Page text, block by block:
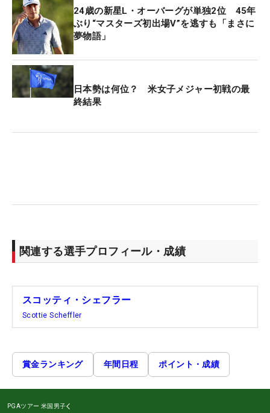
24歳の新星L・オーバーグが単独2位 45年
ぶり“マスターズ初出場V”を逃すも「まさに
夢物語」
日本勢は何位？ 米女子メジャー初戦の最
終結果
関連する選手プロフィール・成績
スコッティ・シェフラー
Scottie Scheffler
賞金ランキング 年間日程 ポイント・成績
PGAツアー 米国男子